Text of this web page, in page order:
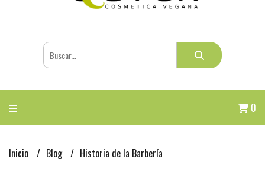
0
Inicio Blog Historia de la Barbería